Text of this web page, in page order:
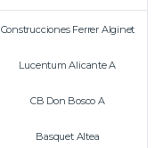
Construcciones Ferrer Alginet
Lucentum Alicante A
CB Don Bosco A
Basquet Altea